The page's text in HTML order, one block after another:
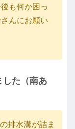
も何か困っ
んにお願い
した（南あ
排水溝が詰ま